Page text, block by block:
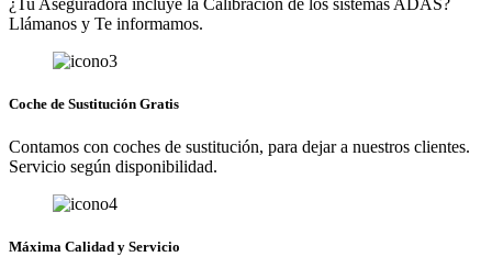
Llámanos y Te informamos.
Coche de Sustitución Gratis
Contamos con coches de sustitución, para dejar a nuestros clientes.
Servicio según disponibilidad.
Máxima Calidad y Servicio